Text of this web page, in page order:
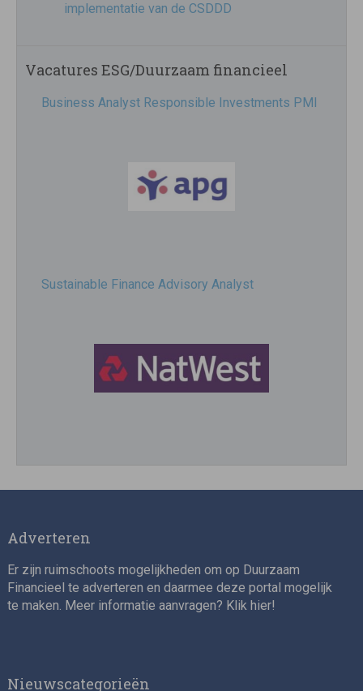
implementatie van de CSDDD
Vacatures ESG/Duurzaam financieel
Business Analyst Responsible Investments PMI
Sustainable Finance Advisory Analyst
Director, Impact Investing
Adverteren
Er zijn ruimschoots mogelijkheden om op Duurzaam
Financieel te adverteren en daarmee deze portal mogelijk
te maken. Meer informatie aanvragen? Klik hier!
Nieuwscategorieën